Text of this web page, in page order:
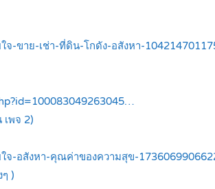
-ขาย-เช่า-ที่ดิน-โกดัง-อสังหา-
พจ 2)
จ-อสังหา-คุณค่าของความสุข-
)